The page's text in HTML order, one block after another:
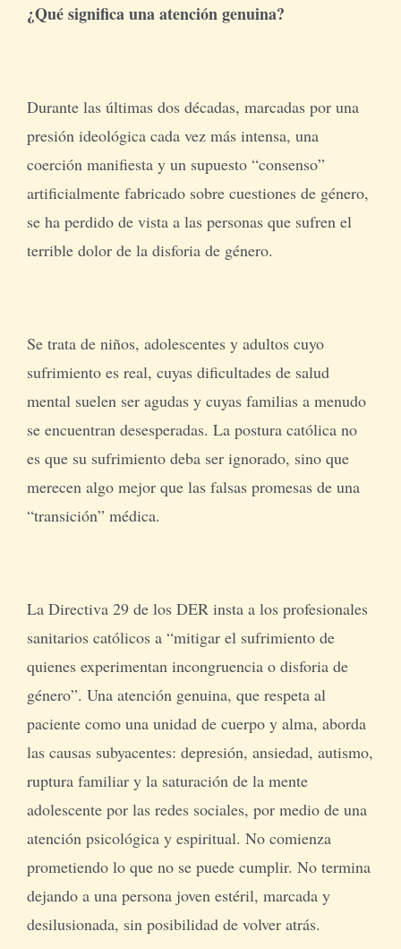
¿Qué significa una atención genuina?
Durante las últimas dos décadas, marcadas por una
presión ideológica cada vez más intensa, una
coerción manifiesta y un supuesto “consenso”
artificialmente fabricado sobre cuestiones de género,
se ha perdido de vista a las personas que sufren el
terrible dolor de la disforia de género.
Se trata de niños, adolescentes y adultos cuyo
sufrimiento es real, cuyas dificultades de salud
mental suelen ser agudas y cuyas familias a menudo
se encuentran desesperadas. La postura católica no
es que su sufrimiento deba ser ignorado, sino que
merecen algo mejor que las falsas promesas de una
“transición” médica.
La Directiva 29 de los DER insta a los profesionales
sanitarios católicos a “mitigar el sufrimiento de
quienes experimentan incongruencia o disforia de
género”. Una atención genuina, que respeta al
paciente como una unidad de cuerpo y alma, aborda
las causas subyacentes: depresión, ansiedad, autismo,
ruptura familiar y la saturación de la mente
adolescente por las redes sociales, por medio de una
atención psicológica y espiritual. No comienza
prometiendo lo que no se puede cumplir. No termina
dejando a una persona joven estéril, marcada y
desilusionada, sin posibilidad de volver atrás.